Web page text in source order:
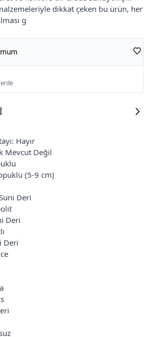
dikkat çeken bu ürün, her
g
Hayır
Mevcut Değil
(5-9 cm)
Deri
Deri
Deri